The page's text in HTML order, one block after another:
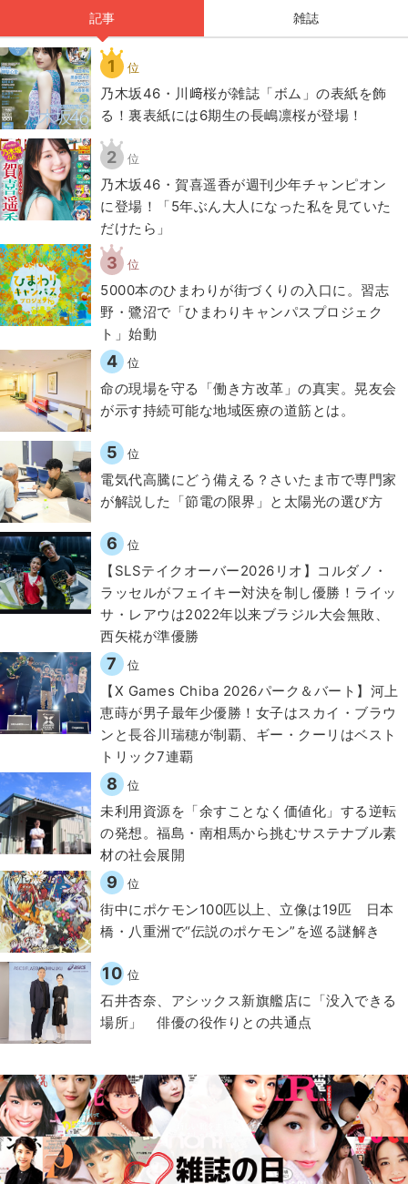
記事 雑誌
1 位
乃木坂46・川﨑桜が雑誌「ボム」の表紙を飾
る！裏表紙には6期生の長嶋凛桜が登場！
2 位
乃木坂46・賀喜遥香が週刊少年チャンピオン
に登場！「5年ぶん大人になった私を見ていた
だけたら」
3 位
5000本のひまわりが街づくりの入口に。習志
野・鷺沼で「ひまわりキャンパスプロジェク
ト」始動
4 位
​命の現場を守る「働き方改革」の真実。晃友会
が示す持続可能な地域医療の道筋とは。
5 位
電気代高騰にどう備える？さいたま市で専門家
が解説した「節電の限界」と太陽光の選び方
6 位
【SLSテイクオーバー2026リオ】コルダノ・
ラッセルがフェイキー対決を制し優勝！ライッ
サ・レアウは2022年以来ブラジル大会無敗、
西矢椛が準優勝
7 位
【X Games Chiba 2026パーク＆バート】河上
恵蒔が男子最年少優勝！女子はスカイ・ブラウ
ンと長谷川瑞穂が制覇、ギー・クーリはベスト
トリック7連覇
8 位
​​未利用資源を「余すことなく価値化」する逆転
の発想。福島・南相馬から挑むサステナブル素
材の社会展開​
9 位
街中にポケモン100匹以上、立像は19匹 日本
橋・八重洲で“伝説のポケモン”を巡る謎解き
10 位
石井杏奈、アシックス新旗艦店に「没入できる
場所」 俳優の役作りとの共通点